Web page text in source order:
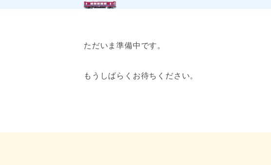
ただいま準備中です。
もうしばらくお待ちください。